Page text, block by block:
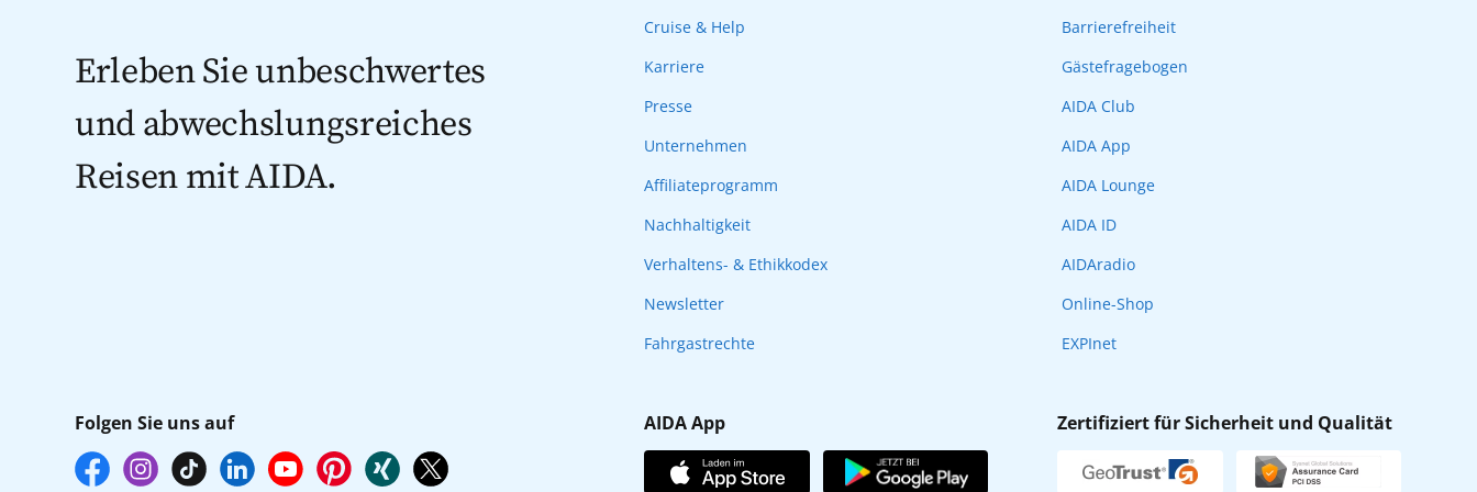
Erleben Sie unbeschwertes
und abwechslungsreiches
Reisen mit AIDA.
Folgen Sie uns auf
Cruise & Help
Karriere
Presse
Unternehmen
Affiliateprogramm
Nachhaltigkeit
Verhaltens- & Ethikkodex
Newsletter
Fahrgastrechte
Barrierefreiheit
Gästefragebogen
AIDA Club
AIDA App
AIDA Lounge
AIDA ID
AIDAradio
Online-Shop
EXPInet
AIDA App Zertifiziert für Sicherheit und Qualität